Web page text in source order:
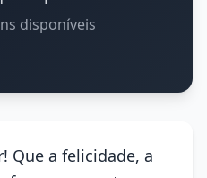
disponíveis
Que a felicidade, a